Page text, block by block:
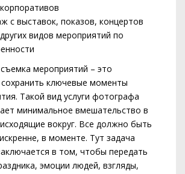
с выставок, показов, концертов
видов мероприятий по
мероприятий – это
ключевые моменты
Такой вид услуги фотографа
минимальное вмешательство в
вокруг. Все должно быть
в моменте. Тут задача
в том, чтобы передать
эмоции людей, взгляды,